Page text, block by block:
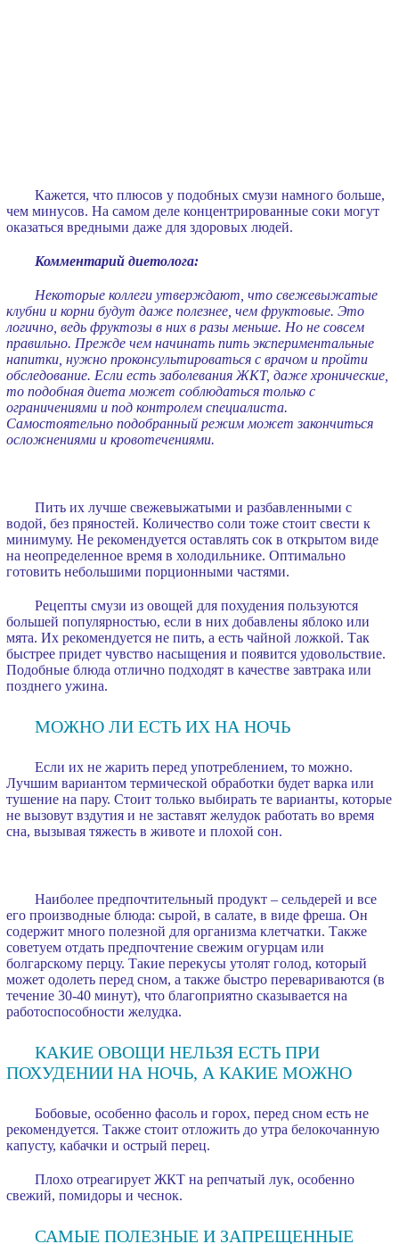
Кажется, что плюсов у подобных смузи намного больше,
чем минусов. На самом деле концентрированные соки могут
оказаться вредными даже для здоровых людей.
Комментарий диетолога:
Некоторые коллеги утверждают, что свежевыжатые
клубни и корни будут даже полезнее, чем фруктовые. Это
логично, ведь фруктозы в них в разы меньше. Но не совсем
правильно. Прежде чем начинать пить экспериментальные
напитки, нужно проконсультироваться с врачом и пройти
обследование. Если есть заболевания ЖКТ, даже хронические,
то подобная диета может соблюдаться только с
ограничениями и под контролем специалиста.
Самостоятельно подобранный режим может закончиться
осложнениями и кровотечениями.
Пить их лучше свежевыжатыми и разбавленными с
водой, без пряностей. Количество соли тоже стоит свести к
минимуму. Не рекомендуется оставлять сок в открытом виде
на неопределенное время в холодильнике. Оптимально
готовить небольшими порционными частями.
Рецепты смузи из овощей для похудения пользуются
большей популярностью, если в них добавлены яблоко или
мята. Их рекомендуется не пить, а есть чайной ложкой. Так
быстрее придет чувство насыщения и появится удовольствие.
Подобные блюда отлично подходят в качестве завтрака или
позднего ужина.
МОЖНО ЛИ ЕСТЬ ИХ НА НОЧЬ
Если их не жарить перед употреблением, то можно.
Лучшим вариантом термической обработки будет варка или
тушение на пару. Стоит только выбирать те варианты, которые
не вызовут вздутия и не заставят желудок работать во время
сна, вызывая тяжесть в животе и плохой сон.
Наиболее предпочтительный продукт – сельдерей и все
его производные блюда: сырой, в салате, в виде фреша. Он
содержит много полезной для организма клетчатки. Также
советуем отдать предпочтение свежим огурцам или
болгарскому перцу. Такие перекусы утолят голод, который
может одолеть перед сном, а также быстро перевариваются (в
течение 30-40 минут), что благоприятно сказывается на
работоспособности желудка.
КАКИЕ ОВОЩИ НЕЛЬЗЯ ЕСТЬ ПРИ
ПОХУДЕНИИ НА НОЧЬ, А КАКИЕ МОЖНО
Бобовые, особенно фасоль и горох, перед сном есть не
рекомендуется. Также стоит отложить до утра белокочанную
капусту, кабачки и острый перец.
Плохо отреагирует ЖКТ на репчатый лук, особенно
свежий, помидоры и чеснок.
САМЫЕ ПОЛЕЗНЫЕ И ЗАПРЕЩЕННЫЕ